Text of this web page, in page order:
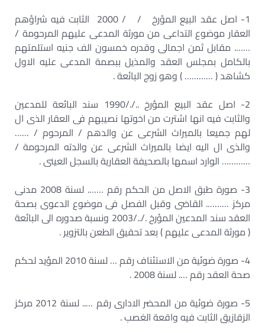
1- اصل عقد البيع المؤرخ / / 2000 الثابت فيه شراؤهم
العقار موضوع التداعى من مورثة المدعى عليهم المرحومة /
……. مقابل ثمن اجمالى وقدره خمسون الف جنيه استلمتهم
بالكامل بمجلس العقد والمذيل ببصمة المدعى عليه الاول
كشاهد ( ………… ) وهو زوج البائعة .
2- اصل عقد البيع المؤرخ .././1990 سند البائعة للمدعين
والثابت فيه انها اشترت من اخوتها نصيبهم فى العقار الذى ال
لهم جميعا بالميراث الشرعى عن والدهم / المرحوم / ……
والذى ال اليه ايضا بالميراث الشرعى عن والدته المرحومة /
………… الوارد اسمها بالصحيفة العقارية بالسجل العينى .
3- صورة طبق الاصل من الحكم رقم ……. لسنة 2008 مدنى
مركز ………. القاضى وقبل الفصل فى موضوع الدعوى بصحة
العقد سند المدعين المؤرخ ./../2003 ونسبة صدوره الى البائعة
( مورثة المدعى عليهم ) بعد تحقيق الطعن بالتزوير .
4- صورة ضوئية من الاستئناف رقم … لسنة 2010 المؤيد لحكم
صحة العقد رقم …. لسنة 2008 .
5- صورة ضوئية من المحضر الادارى رقم ….. لسنة 2012 مركز
الزقازيق الثابت فيه واقعة الغصب .